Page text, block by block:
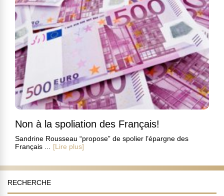
Non à la spoliation des Français!
Sandrine Rousseau “propose” de spolier l’épargne des
Français ...
[Lire plus]
RECHERCHE